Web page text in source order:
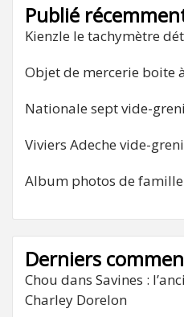
Publié
Kienzle le tachymètre
Objet de mercerie boite
Nationale sept vide-
Viviers Adeche vide-
Album photos de famille
Derniers
Chou dans Savines :
Charley Dorelon